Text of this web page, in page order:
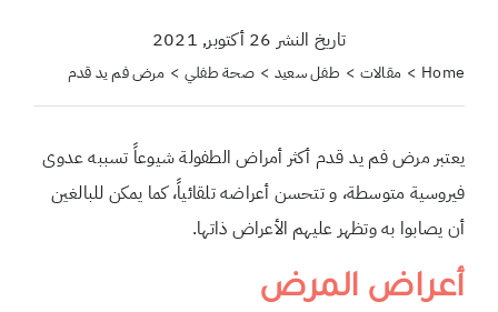
Home مقالات طفل سعيد صحة طفلي مرض فم يد قدم
تاريخ النشر 26 أكتوبر, 2021
يعتبر مرض فم يد قدم أكثر أمراض الطفولة شيوعاً تسببه عدوى
فيروسية متوسطة، و تتحسن أعراضه تلقائياً،كما يمكن للبالغين
أن يصابوا به وتظهر عليهم الأعراض ذاتها.
أعراض المرض